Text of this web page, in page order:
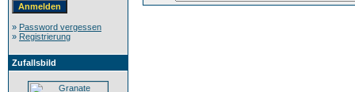
» Password vergessen
» Registrierung
Zufallsbild